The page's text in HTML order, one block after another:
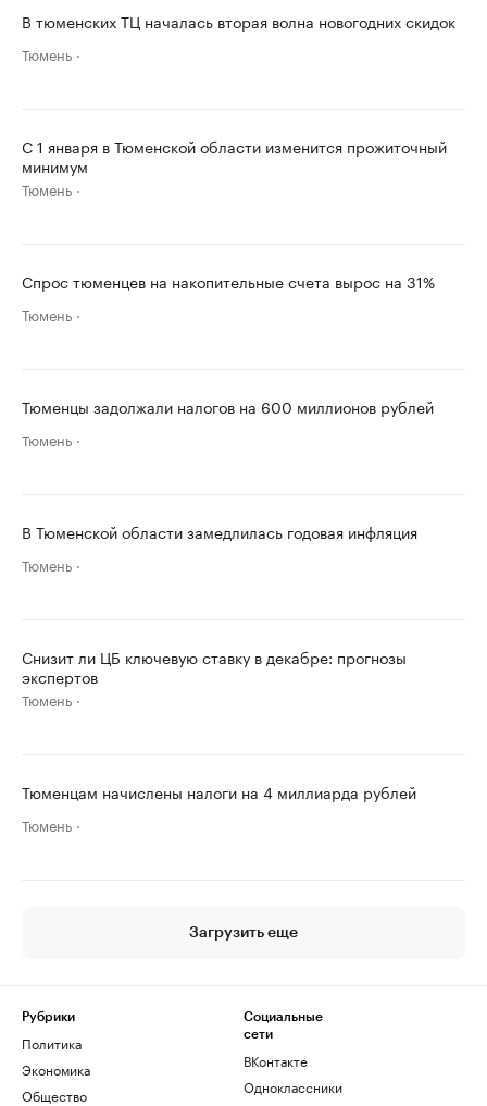
В тюменских ТЦ началась вторая волна новогодних скидок
Тюмень
С 1 января в Тюменской области изменится прожиточный
минимум
Тюмень
Спрос тюменцев на накопительные счета вырос на 31%
Тюмень
Тюменцы задолжали налогов на 600 миллионов рублей
Тюмень
В Тюменской области замедлилась годовая инфляция
Тюмень
Снизит ли ЦБ ключевую ставку в декабре: прогнозы
экспертов
Тюмень
Тюменцам начислены налоги на 4 миллиарда рублей
Тюмень
Загрузить еще
Рубрики
Политика
Экономика
Общество
Социальные
сети
ВКонтакте
Одноклассники